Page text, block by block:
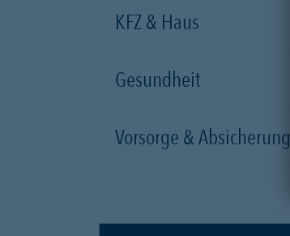
KFZ & Haus
Gesundheit
Vorsorge & Absicherung